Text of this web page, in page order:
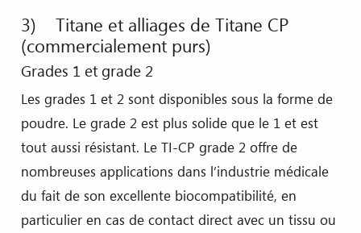
3) Titane et alliages de Titane CP
(commercialement purs)
Grades 1 et grade 2
Les grades 1 et 2 sont disponibles sous la forme de
poudre. Le grade 2 est plus solide que le 1 et est
tout aussi résistant. Le TI-CP grade 2 offre de
nombreuses applications dans l’industrie médicale
du fait de son excellente biocompatibilité, en
particulier en cas de contact direct avec un tissu ou